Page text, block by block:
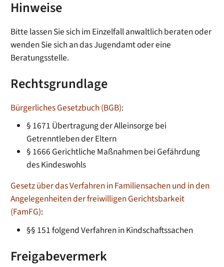
Hinweise
Bitte lassen Sie sich im Einzelfall anwaltlich beraten oder
wenden Sie sich an das Jugendamt oder eine
Beratungsstelle.
Rechtsgrundlage
Bürgerliches Gesetzbuch (BGB):
§ 1671 Übertragung der Alleinsorge bei
Getrenntleben der Eltern
§ 1666 Gerichtliche Maßnahmen bei Gefährdung
des Kindeswohls
Gesetz über das Verfahren in Familiensachen und in den
Angelegenheiten der freiwilligen Gerichtsbarkeit
(FamFG):
§§ 151 folgend Verfahren in Kindschaftssachen
Freigabevermerk